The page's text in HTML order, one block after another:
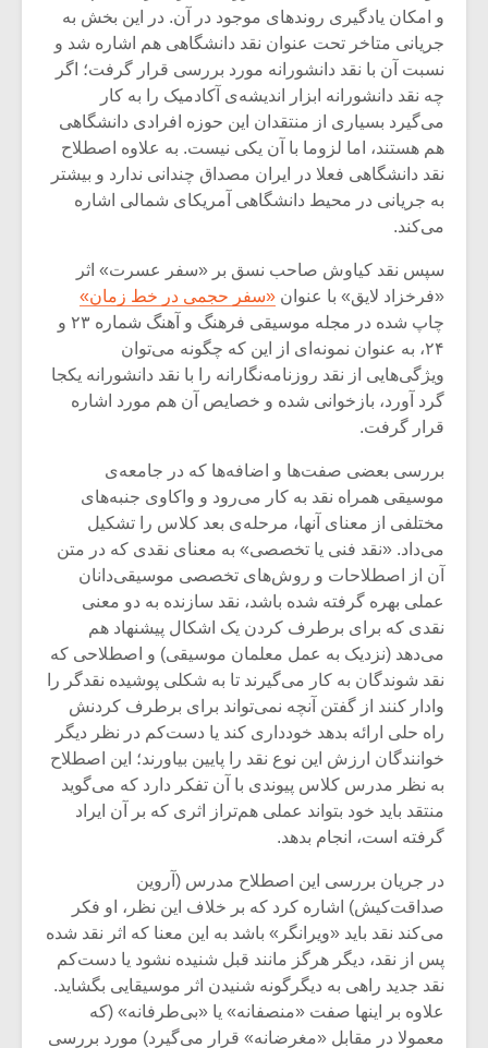
و امکان یادگیری روندهای موجود در آن. در این بخش به
جریانی متاخر تحت عنوان نقد دانشگاهی هم اشاره شد و
نسبت آن با نقد دانشورانه مورد بررسی قرار گرفت؛ اگر
چه نقد دانشورانه ابزار اندیشه‌ی آکادمیک را به کار
می‌گیرد بسیاری از منتقدان این حوزه افرادی دانشگاهی
هم هستند، اما لزوما با آن یکی نیست. به علاوه اصطلاح
نقد دانشگاهی فعلا در ایران مصداق چندانی ندارد و بیشتر
به جریانی در محیط دانشگاهی آمریکای شمالی اشاره
می‌کند.
سپس نقد کیاوش صاحب نسق بر «سفر عسرت» اثر
«فرخزاد لایق» با عنوان «سفر حجمی در خط زمان»
چاپ شده در مجله موسیقی فرهنگ و آهنگ شماره ۲۳ و
۲۴، به عنوان نمونه‌ای از این که چگونه می‌توان
ویژگی‌هایی از نقد روزنامه‌نگارانه را با نقد دانشورانه یکجا
گرد آورد، بازخوانی شده و خصایص آن هم مورد اشاره
قرار گرفت.
بررسی بعضی صفت‌ها و اضافه‌ها که در جامعه‌ی
موسیقی همراه نقد به کار می‌رود و واکاوی جنبه‌های
مختلفی از معنای آنها، مرحله‌ی بعد کلاس را تشکیل
می‌داد. «نقد فنی یا تخصصی» به معنای نقدی که در متن
آن از اصطلاحات و روش‌های تخصصی موسیقی‌دانان
عملی بهره گرفته شده باشد، نقد سازنده به دو معنی
نقدی که برای برطرف کردن یک اشکال پیشنهاد هم
می‌دهد (نزدیک به عمل معلمان موسیقی) و اصطلاحی که
نقد شوندگان به کار می‌گیرند تا به شکلی پوشیده نقدگر را
وادار کنند از گفتن آنچه نمی‌تواند برای برطرف کردنش
راه حلی ارائه بدهد خودداری کند یا دست‌کم در نظر دیگر
خوانندگان ارزش این نوع نقد را پایین بیاورند؛ این اصطلاح
به نظر مدرس کلاس پیوندی با آن تفکر دارد که می‌گوید
منتقد باید خود بتواند عملی هم‌تراز اثری که بر آن ایراد
گرفته است، انجام بدهد.
در جریان بررسی این اصطلاح مدرس (آروین
صداقت‌کیش) اشاره کرد که بر خلاف این نظر، او فکر
می‌کند نقد باید «ویرانگر» باشد به این معنا که اثر نقد شده
پس از نقد، دیگر هرگز مانند قبل شنیده نشود یا دست‌کم
نقد جدید راهی به دیگرگونه شنیدن اثر موسیقایی بگشاید.
علاوه بر اینها صفت «منصفانه» یا «بی‌طرفانه» (که
معمولا در مقابل «مغرضانه» قرار می‌گیرد) مورد بررسی